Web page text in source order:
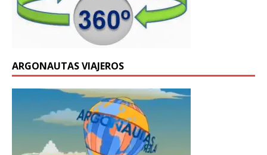
ARGONAUTAS VIAJEROS